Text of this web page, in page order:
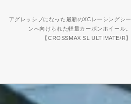
アグレッシブになった最新のXCレーシングシー
ンへ向けられた軽量カーボンホイール。
【CROSSMAX SL ULTIMATE/R】